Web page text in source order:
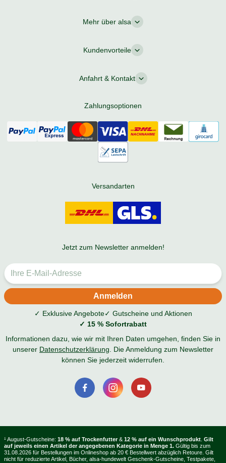
Mehr über alsa
Kundenvorteile
Anfahrt & Kontakt
Zahlungsoptionen
Versandarten
Jetzt zum Newsletter anmelden!
✓ Exklusive Angebote✓ Gutscheine und Aktionen
✓ 15 % Sofortrabatt
Informationen dazu, wie wir mit Ihren Daten umgehen, finden Sie in
unserer Datenschutzerklärung . Die Anmeldung zum Newsletter
können Sie jederzeit widerrufen.
¹ August-Gutscheine: 18 % auf Trockenfutter & 12 % auf ein Wunschprodukt Gilt
auf jeweils einen Artikel der angegebenen Kategorie in Menge 1. Gültig bis zum
31.08.2026 für Bestellungen im Onlineshop ab 20 € Bestellwert abzüglich Retoure. Gilt
nicht für reduzierte Artikel, Bücher, alsa-hundewelt Geschenk-Gutscheine, Testpakete,